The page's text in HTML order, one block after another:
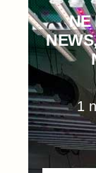
NE
1